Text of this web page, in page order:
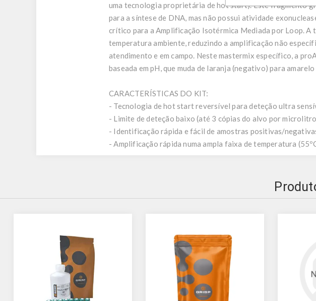
uma tecnologia proprietária de hot start). Este fragmento
para a síntese de DNA, mas não possui atividade
crítico para a Amplificação Isotérmica Mediada por Loop.
temperatura ambiente, reduzindo a amplificação não
atendimento e em campo. Neste mastermix específico, a
baseada em pH, que muda de laranja (negativo) para
CARACTERÍSTICAS DO KIT:
- Tecnologia de hot start reversível para deteção ultra
- Limite de deteção baixo (até 3 cópias do alvo por
- Identificação rápida e fácil de amostras positivas/
- Amplificação rápida numa ampla faixa de temperatura